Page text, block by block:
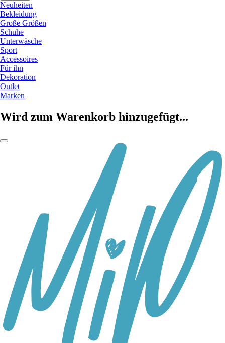
Neuheiten
Bekleidung
Große Größen
Schuhe
Unterwäsche
Sport
Accessoires
Für ihn
Dekoration
Outlet
Marken
Wird zum Warenkorb hinzugefügt...